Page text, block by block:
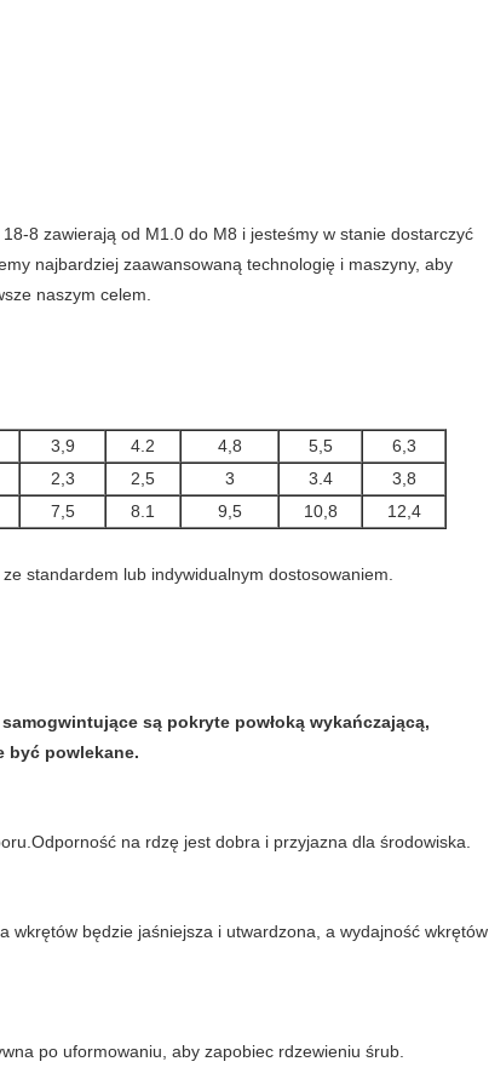
8 zawierają od M1.0 do M8 i jesteśmy w stanie dostarczyć
najbardziej zaawansowaną technologię i maszyny, aby
naszym celem.
3,9 4.2 4,8 5,5
6,3
2,3 2,5 3 3.4
3,8
7,5 8.1 9,5 10,8
12,4
standardem lub indywidualnym dostosowaniem.
są pokryte powłoką wykańczającą,
być powlekane.
na rdzę jest dobra i przyjazna dla środowiska.
wkrętów będzie jaśniejsza i utwardzona, a wydajność wkrętów
po uformowaniu, aby zapobiec rdzewieniu śrub.